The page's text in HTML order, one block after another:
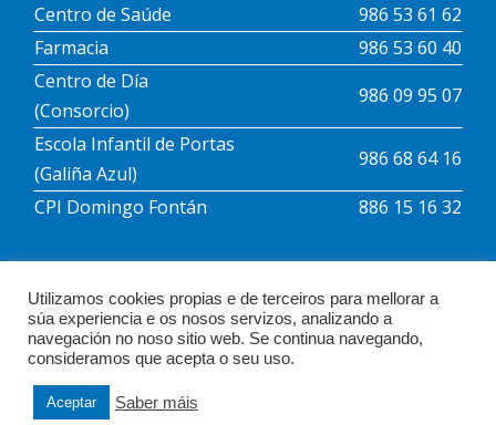
Centro de Saúde
986 53 61 62
Farmacia
986 53 60 40
Centro de Día
(Consorcio)
986 09 95 07
Escola Infantil de Portas
(Galiña Azul)
986 68 64 16
CPI Domingo Fontán
886 15 16 32
Política de Cookies
Política de Privacidade
Aviso Legal
Concello de Portas 2021 © Todos os dereitos reservados
Utilizamos cookies propias e de terceiros para mellorar a
súa experiencia e os nosos servizos, analizando a
navegación no noso sitio web. Se continua navegando,
consideramos que acepta o seu uso.
Aceptar Saber máis